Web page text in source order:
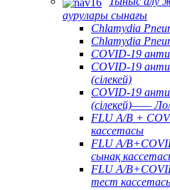
аурулары сынағы
Chlamydia
Chlamydia
COVID-19
COVID-19
(сілекей)
COVID-19
(сілекей)——
FLU A/B +
кассетасы
FLU A/
сынақ
FLU A/
тест